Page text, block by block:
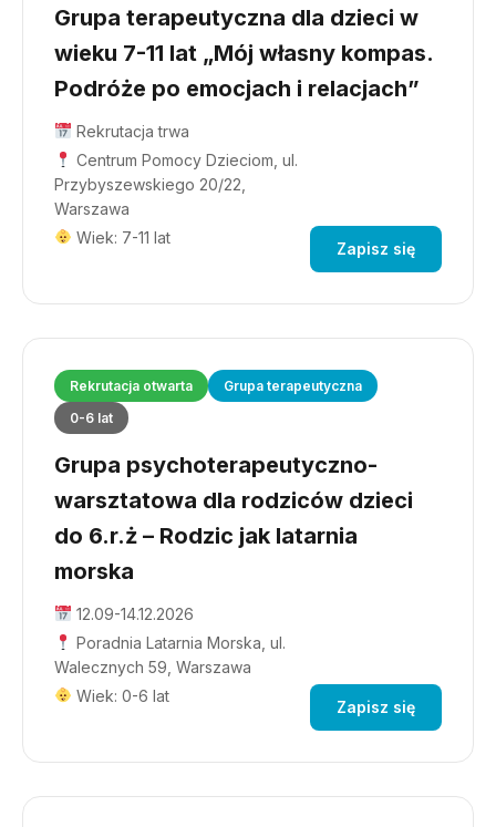
Grupa terapeutyczna dla dzieci w
wieku 7-11 lat „Mój własny kompas.
Podróże po emocjach i relacjach”
Rekrutacja trwa
Centrum Pomocy Dzieciom, ul.
Przybyszewskiego 20/22,
Warszawa
Wiek: 7-11 lat
Zapisz się
Rekrutacja otwarta
Grupa terapeutyczna
0-6 lat
Grupa psychoterapeutyczno-
warsztatowa dla rodziców dzieci
do 6.r.ż – Rodzic jak latarnia
morska
12.09-14.12.2026
Poradnia Latarnia Morska, ul.
Walecznych 59, Warszawa
Wiek: 0-6 lat
Zapisz się